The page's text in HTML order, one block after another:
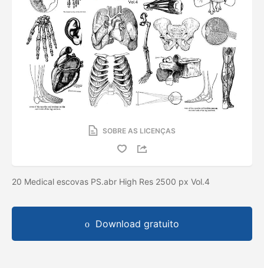
SOBRE AS LICENÇAS
20 Medical escovas PS.abr High Res 2500 px Vol.4
Download gratuito